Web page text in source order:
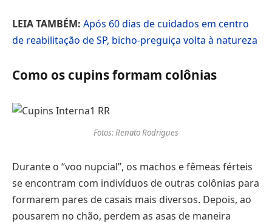
LEIA TAMBÉM: Após 60 dias de cuidados em centro
de reabilitação de SP, bicho-preguiça volta à natureza
Como os cupins formam colônias
Fotos: Renato Rodrigues
Durante o “voo nupcial”, os machos e fêmeas férteis
se encontram com indivíduos de outras colônias para
formarem pares de casais mais diversos. Depois, ao
pousarem no chão, perdem as asas de maneira